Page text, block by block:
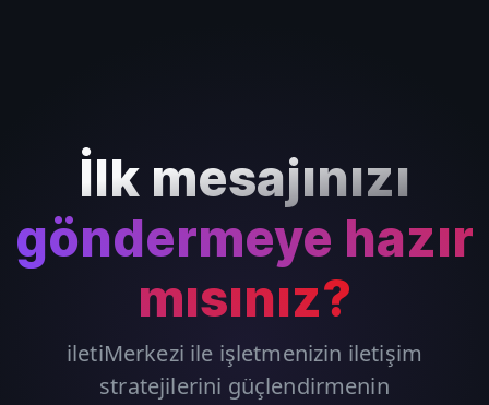
İlk mesajınızı
göndermeye hazır
mısınız?
iletiMerkezi ile işletmenizin iletişim
stratejilerini güçlendirmenin